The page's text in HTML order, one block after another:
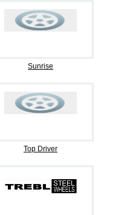
Sunrise
Top Driver